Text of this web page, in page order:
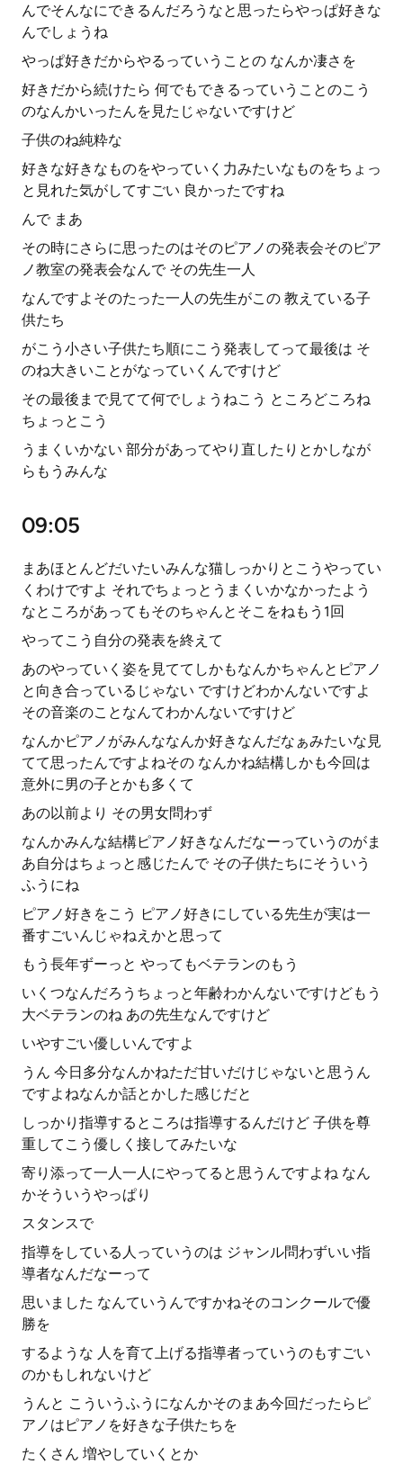
んでそんなにできるんだろうなと思ったらやっぱ好きな
んでしょうね
やっぱ好きだからやるっていうことの なんか凄さを
好きだから続けたら 何でもできるっていうことのこう
のなんかいったんを見たじゃないですけど
子供のね純粋な
好きな好きなものをやっていく力みたいなものをちょっ
と見れた気がしてすごい 良かったですね
んで まあ
その時にさらに思ったのはそのピアノの発表会そのピア
ノ教室の発表会なんで その先生一人
なんですよそのたった一人の先生がこの 教えている子
供たち
がこう小さい子供たち順にこう発表してって最後は そ
のね大きいことがなっていくんですけど
その最後まで見てて何でしょうねこう ところどころね
ちょっとこう
うまくいかない 部分があってやり直したりとかしなが
らもうみんな
09:05
まあほとんどだいたいみんな猫しっかりとこうやってい
くわけですよ それでちょっとうまくいかなかったよう
なところがあってもそのちゃんとそこをねもう1回
やってこう自分の発表を終えて
あのやっていく姿を見ててしかもなんかちゃんとピアノ
と向き合っているじゃない ですけどわかんないですよ
その音楽のことなんてわかんないですけど
なんかピアノがみんななんか好きなんだなぁみたいな見
てて思ったんですよねその なんかね結構しかも今回は
意外に男の子とかも多くて
あの以前より その男女問わず
なんかみんな結構ピアノ好きなんだなーっていうのがま
あ自分はちょっと感じたんで その子供たちにそういう
ふうにね
ピアノ好きをこう ピアノ好きにしている先生が実は一
番すごいんじゃねえかと思って
もう長年ずーっと やってもベテランのもう
いくつなんだろうちょっと年齢わかんないですけどもう
大ベテランのね あの先生なんですけど
いやすごい優しいんですよ
うん 今日多分なんかねただ甘いだけじゃないと思うん
ですよねなんか話とかした感じだと
しっかり指導するところは指導するんだけど 子供を尊
重してこう優しく接してみたいな
寄り添って一人一人にやってると思うんですよね なん
かそういうやっぱり
スタンスで
指導をしている人っていうのは ジャンル問わずいい指
導者なんだなーって
思いました なんていうんですかねそのコンクールで優
勝を
するような 人を育て上げる指導者っていうのもすごい
のかもしれないけど
うんと こういうふうになんかそのまあ今回だったらピ
アノはピアノを好きな子供たちを
たくさん 増やしていくとか